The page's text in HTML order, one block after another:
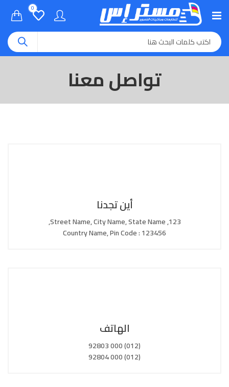
0
تواصل معنا
أين تجدنا
123, Street Name, City Name, State Name,
Country Name, Pin Code : 123456
الهاتف
(012) 000 92803
(012) 000 92804